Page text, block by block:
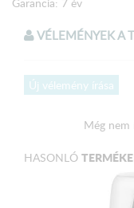
VÉLEMÉNYEK A
Új vélemény írása
Még nem
HASONLÓ